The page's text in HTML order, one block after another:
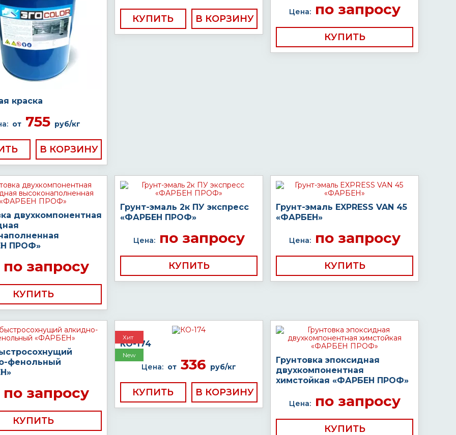
краска
от755 руб/кг
КУПИТЬ
Цена:по запросу
КУПИТЬ
двухкомпонентная
ПРОФ»
запросу
КУПИТЬ
Грунт-эмаль 2к ПУ экспресс
«ФАРБЕН ПРОФ»
Цена:по запросу
КУПИТЬ
Грунт-эмаль EXPRESS VAN 45
«ФАРБЕН»
Цена:по запросу
КУПИТЬ
фенольный
запросу
КУПИТЬ
Хит
New
КО-174
Цена: от 336 руб/кг
КУПИТЬ
Грунтовка эпоксидная
двухкомпонентная
химстойкая «ФАРБЕН ПРОФ»
Цена:по запросу
КУПИТЬ